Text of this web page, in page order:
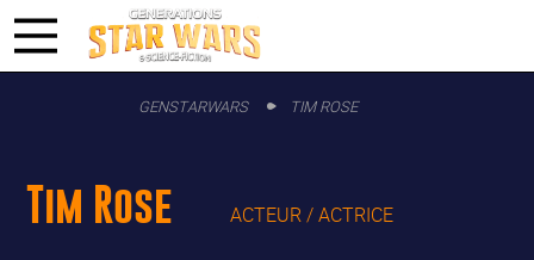
GENSTARWARS TIM ROSE
Tim Rose ACTEUR / ACTRICE